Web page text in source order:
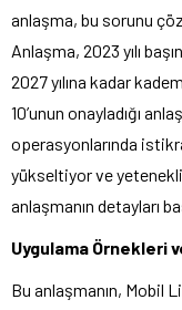
anlaşma, bu sorunu
Anlaşma, 2023 yılı
2027 yılına kadar
10’unun onayladığı
operasyonlarında
yükseltiyor ve yetenekli
anlaşmanın detayları
Uygulama Örnekleri
Bu anlaşmanın, Mobil